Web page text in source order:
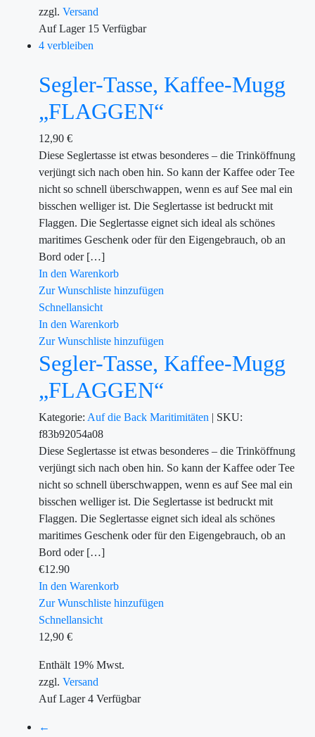
zzgl. Versand
Auf Lager15 Verfügbar
4 verbleiben
Segler-Tasse, Kaffee-Mugg
„FLAGGEN“
12,90 €
Diese Seglertasse ist etwas besonderes – die Trinköffnung
verjüngt sich nach oben hin. So kann der Kaffee oder Tee
nicht so schnell überschwappen, wenn es auf See mal ein
bisschen welliger ist. Die Seglertasse ist bedruckt mit
Flaggen. Die Seglertasse eignet sich ideal als schönes
maritimes Geschenk oder für den Eigengebrauch, ob an
Bord oder […]
In den Warenkorb
Zur Wunschliste hinzufügen
Schnellansicht
In den Warenkorb
Zur Wunschliste hinzufügen
Segler-Tasse, Kaffee-Mugg
„FLAGGEN“
Kategorie: Auf die Back Maritimitäten | SKU:
f83b92054a08
Diese Seglertasse ist etwas besonderes – die Trinköffnung
verjüngt sich nach oben hin. So kann der Kaffee oder Tee
nicht so schnell überschwappen, wenn es auf See mal ein
bisschen welliger ist. Die Seglertasse ist bedruckt mit
Flaggen. Die Seglertasse eignet sich ideal als schönes
maritimes Geschenk oder für den Eigengebrauch, ob an
Bord oder […]
€12.90
In den Warenkorb
Zur Wunschliste hinzufügen
Schnellansicht
12,90 €
Enthält 19% Mwst.
zzgl. Versand
Auf Lager4 Verfügbar
←